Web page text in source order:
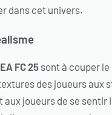
dans cet univers.
EA FC 25 sont à couper
des joueurs aux
aux joueurs de se sentir